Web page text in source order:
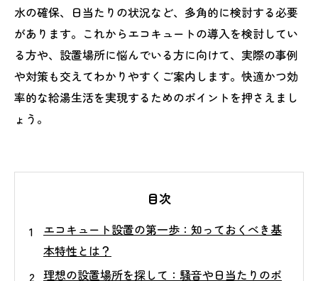
水の確保、日当たりの状況など、多角的に検討する必要
があります。これからエコキュートの導入を検討してい
る方や、設置場所に悩んでいる方に向けて、実際の事例
や対策も交えてわかりやすくご案内します。快適かつ効
率的な給湯生活を実現するためのポイントを押さえまし
ょう。
目次
エコキュート設置の第一歩：知っておくべき基
本特性とは？
理想の設置場所を探して：騒音や日当たりのポ